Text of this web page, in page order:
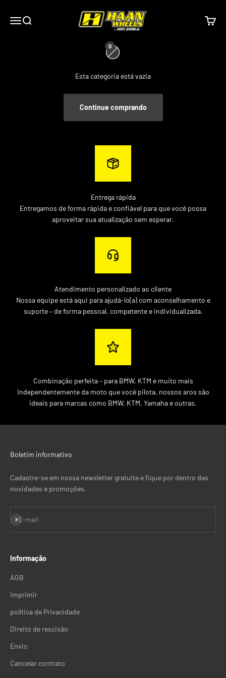
menuProcurar
Rodas Haan 0
0
Esta categoria está vazia
Continue comprando
Entrega rápida
Entregamos de forma rápida e confiável para que você possa
aproveitar sua atualização sem esperar.
Atendimento personalizado ao cliente
Nossa equipe está aqui para ajudá-lo(a) com aconselhamento e
suporte – de forma pessoal, competente e individualizada.
Combinação perfeita – para BMW, KTM e muito mais
Independentemente da moto que você pilota, nossos aros são
ideais para marcas como BMW, KTM, Yamaha e outras.
Boletim informativo
Cadastre-se em nossa newsletter gratuita e fique por dentro das
novidades e promoções.
E-mail
Inscreva-se
Informação
AGB
imprimir
política de Privacidade
Direito de rescisão
Envio
Cancelar contrato